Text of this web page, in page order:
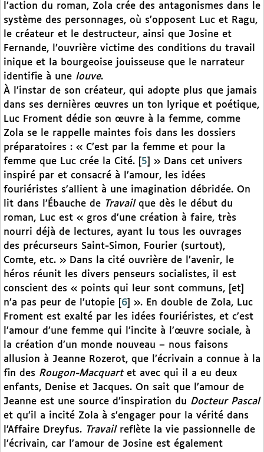
l’action du roman, Zola crée des antagonismes dans le
système des personnages, où s’opposent Luc et Ragu,
le créateur et le destructeur, ainsi que Josine et
Fernande, l’ouvrière victime des conditions du travail
inique et la bourgeoise jouisseuse que le narrateur
identifie à une louve.
À l’instar de son créateur, qui adopte plus que jamais
dans ses dernières œuvres un ton lyrique et poétique,
Luc Froment dédie son œuvre à la femme, comme
Zola se le rappelle maintes fois dans les dossiers
préparatoires : « C’est par la femme et pour la
femme que Luc crée la Cité.
5
» Dans cet univers
inspiré par et consacré à l’amour, les idées
fouriéristes s’allient à une imagination débridée. On
lit dans l’Ébauche de Travailque dès le début du
roman, Luc est « gros d’une création à faire, très
nourri déjà de lectures, ayant lu tous les ouvrages
des précurseurs Saint-Simon, Fourier (surtout),
Comte, etc. » Dans la cité ouvrière de l’avenir, le
héros réunit les divers penseurs socialistes, il est
conscient des « points qui leur sont communs, [et]
n’a pas peur de l’utopie
6
». En double de Zola, Luc
Froment est exalté par les idées fouriéristes, et c’est
l’amour d’une femme qui l’incite à l’œuvre sociale, à
la création d’un monde nouveau – nous faisons
allusion à Jeanne Rozerot, que l’écrivain a connue à la
fin des Rougon-Macquartet avec qui il a eu deux
enfants, Denise et Jacques. On sait que l’amour de
Jeanne est une source d’inspiration du Docteur Pascal
et qu’il a incité Zola à s’engager pour la vérité dans
l’Affaire Dreyfus. Travailreflète la vie passionnelle de
l’écrivain, car l’amour de Josine est également